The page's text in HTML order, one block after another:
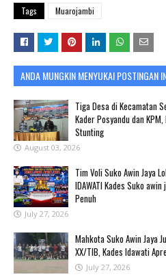
Tags Muarojambi
ANDA MUNGKIN MENYUKAI POSTINGAN
Tiga Desa di Kecamatan
Kader Posyandu dan
Stunting
August 03, 2026
Tim Voli Suko Awin Jaya
IDAWATI Kades Suko
Penuh
July 27, 2026
Mahkota Suko Awin Jaya
XX/TIB, Kades Idawati
July 27, 2026